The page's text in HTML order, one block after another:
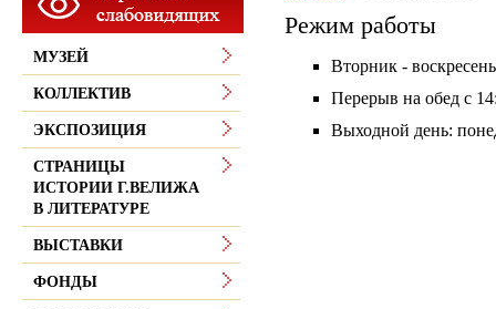
Режим работы
Вторник -
Перерыв на обед с
Выходной день:
МУЗЕЙ
КОЛЛЕКТИВ
ЭКСПОЗИЦИЯ
СТРАНИЦЫ
ИСТОРИИ Г.ВЕЛИЖА
В ЛИТЕРАТУРЕ
ВЫСТАВКИ
ФОНДЫ